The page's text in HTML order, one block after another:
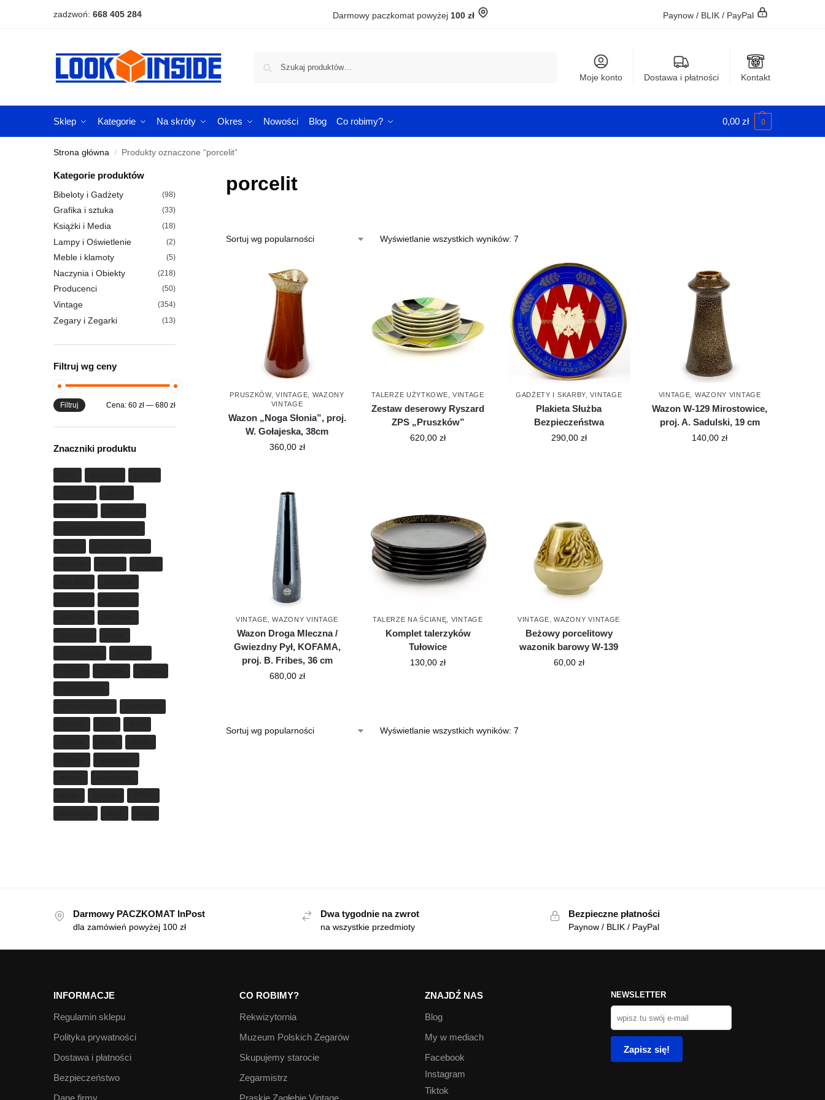
zadzwoń: 668 405 284 Darmowy paczkomat powyżej 100 zł Paynow / BLIK / PayPal
Moje konto Dostawa i płatności Kontakt
Sklep Kategorie Na skróty Okres Nowości Blog Co robimy? 0,00 zł 0
Strona główna / Produkty oznaczone “porcelit”
porcelit
Wyświetlanie wszystkich wyników: 7
PRUSZKÓW,VINTAGE
WAZONY
VINTAGE
Wazon „Noga Słonia”, proj.
W. Gołajeska, 38cm
360,00 zł
TALERZE UŻYTKOWE VINTAGE
Zestaw deserowy Ryszard
ZPS „Pruszków”
620,00zł
GADŻETY I SKARBY ,VINTAGE
Plakieta Służba
Bezpieczeństwa
290,00 zł
VINTAGE WAZONY VINTAGE
Wazon W-129 Mirostowice,
proj. A. Sadulski, 19 cm
140,00zł
VINTAGE ,WAZONY VINTAGE
Wazon Droga Mleczna /
Gwiezdny Pył, KOFAMA,
proj. B. Fribes, 36 cm
680,00 zł
TALERZE NA ŚCIANĘ VINTAGE
Komplet talerzyków
Tułowice
130,00zł
VINTAGE ,WAZONY VINTAGE
Beżowy porcelitowy
wazonik barowy W-139
60,00 zł
Wyświetlanie wszystkich wyników: 7
Kategorie produktów
Bibeloty i Gadżety (98)
Grafika i sztuka (33)
Książki i Media (18)
Lampy i Oświetlenie (2)
Meble i klamoty (5)
Naczynia i Obiekty (218)
Producenci (50)
Vintage (354)
Zegary i Zegarki (13)
Filtruj wg ceny
Filtruj Cena: 60 zł— 680 zł
Znaczniki produktu
Darmowy PACZKOMAT InPost
dla zamówień powyżej 100 zł
Dwa tygodnie na zwrot
na wszystkie przedmioty
Bezpieczne płatności
Paynow / BLIK / PayPal
INFORMACJE
Regulamin sklepu
Polityka prywatności
Dostawa i płatności
Bezpieczeństwo
Dane firmy
CO ROBIMY?
Rekwizytornia
Muzeum Polskich Zegarów
Skupujemy starocie
Zegarmistrz
Praskie Zagłębie Vintage
ZNAJDŹ NAS
Blog
My w mediach
Facebook
Instagram
Tiktok
NEWSLETTER